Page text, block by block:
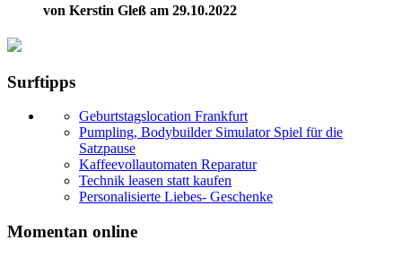
von Kerstin Gleß am 29.10.2022
Surftipps
Geburtstagslocation Frankfurt
Pumpling, Bodybuilder Simulator Spiel für die
Satzpause
Kaffeevollautomaten Reparatur
Technik leasen statt kaufen
Personalisierte Liebes- Geschenke
Momentan online